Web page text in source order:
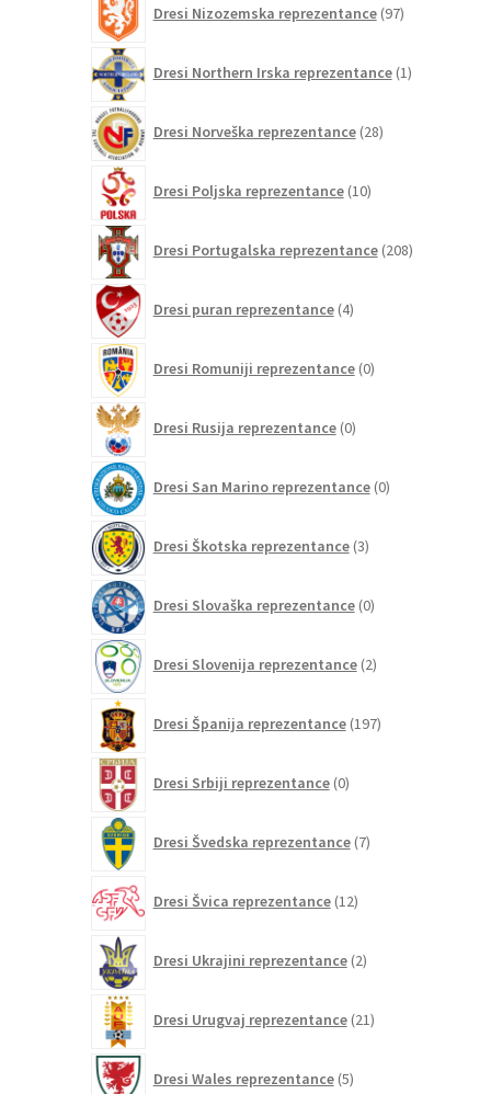
Dresi Nizozemska reprezentance 97izdelkov
Dresi Northern Irska reprezentance 1izdelek
Dresi Norveška reprezentance 28izdelkov
Dresi Poljska reprezentance 10izdelkov
Dresi Portugalska reprezentance 208izdelkov
Dresi puran reprezentance 4izdelki
Dresi Romuniji reprezentance 0izdelkov
Dresi Rusija reprezentance 0izdelkov
Dresi San Marino reprezentance 0izdelkov
Dresi Škotska reprezentance 3izdelki
Dresi Slovaška reprezentance 0izdelkov
Dresi Slovenija reprezentance 2izdelka
Dresi Španija reprezentance 197izdelkov
Dresi Srbiji reprezentance 0izdelkov
Dresi Švedska reprezentance 7izdelkov
Dresi Švica reprezentance 12izdelkov
Dresi Ukrajini reprezentance 2izdelka
Dresi Urugvaj reprezentance 21izdelkov
Dresi Wales reprezentance 5izdelkov